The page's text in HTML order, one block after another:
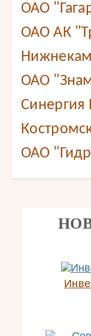
ОАО
ОАО АК
ОАО
Синергия
ОАО